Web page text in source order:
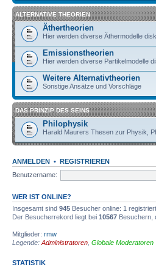
ALTERNATIVE THEORIEN
Äthertheorien
Hier werden diverse Äthermodelle
Emissionstheorien
Hier werden diverse Partikelmodelle
Weitere Alternativtheorien
Sonstige Ansätze und Vorschläge
DAS PRINZIP DES SEINS
Philophysik
Harald Maurers Thesen zur Physik,
ANMELDEN • REGISTRIEREN
Benutzername:
WER IST ONLINE?
Insgesamt sind 945 Besucher online: 1
Der Besucherrekord liegt bei 10567 Besuchern,
Mitglieder: rmw
Legende: Administratoren Globale Moderatoren
STATISTIK